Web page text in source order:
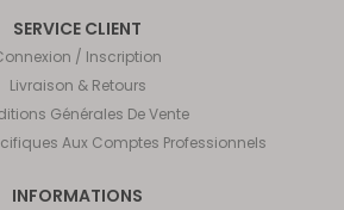
SERVICE CLIENT
/ Inscription
Livraison & Retours
Générales De Vente
Aux Comptes Professionnels
INFORMATIONS